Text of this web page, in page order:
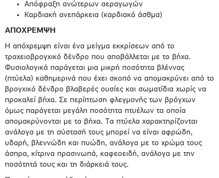
Απόφραξη ανώτερων αεραγωγών
Καρδιακή ανεπάρκεια (καρδιακό άσθμα)
ΑΠΟΧΡΕΜΨΗ
Η απόχρεμψη είναι ένα μείγμα εκκρίσεων από το
τραχειοβρογχικό δένδρο που αποβάλλεται με το βήχα.
Φυσιολογικά παράγεται μια μικρή ποσότητα βλέννας
(πτύελα) καθημερινά που έχει σκοπό να απομακρύνει από το
βρογχικό δένδρο βλαβερές ουσίες και σωματίδια χωρίς να
προκαλεί βήχα. Σε περίπτωση φλεγμονής των βρόγχων
όμως παράγεται μεγάλη ποσότητα πτυέλων τα οποία
απομακρύνονται με το βήχα. Τα πτύελα χαρακτηρίζονται
ανάλογα με τη σύστασή τους μπορεί να είναι αφρώδη,
υδαρή, βλεννώδη και πυώδη, ανάλογα με το χρώμα τους
άσπρα, κίτρινα πρασινωπά, καφεοειδή, ανάλογα με την
ποσότητά τους και τη διάρκειά τους.